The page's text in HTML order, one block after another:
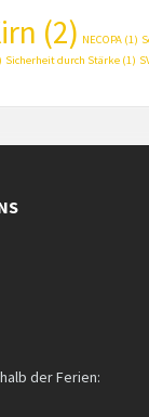
(2) NECOPA (1)
Sicherheit durch Stärke (1)
der Ferien: